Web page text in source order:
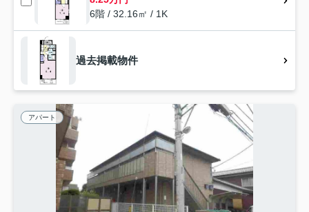
6階 / 32.16㎡ / 1K
過去掲載物件
アパート